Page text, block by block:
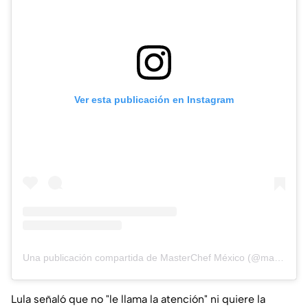
Ver esta publicación en Instagram
Lula señaló que no "le llama la atención" ni quiere la